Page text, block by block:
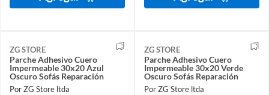
ZG STORE
Parche Adhesivo Cuero
Impermeable 30x20 Azul
Oscuro Sofás Reparación
Por ZG Store ltda
ZG STORE
Parche Adhesivo Cuero
Impermeable 30x20 Verde
Oscuro Sofás Reparación
Por ZG Store ltda